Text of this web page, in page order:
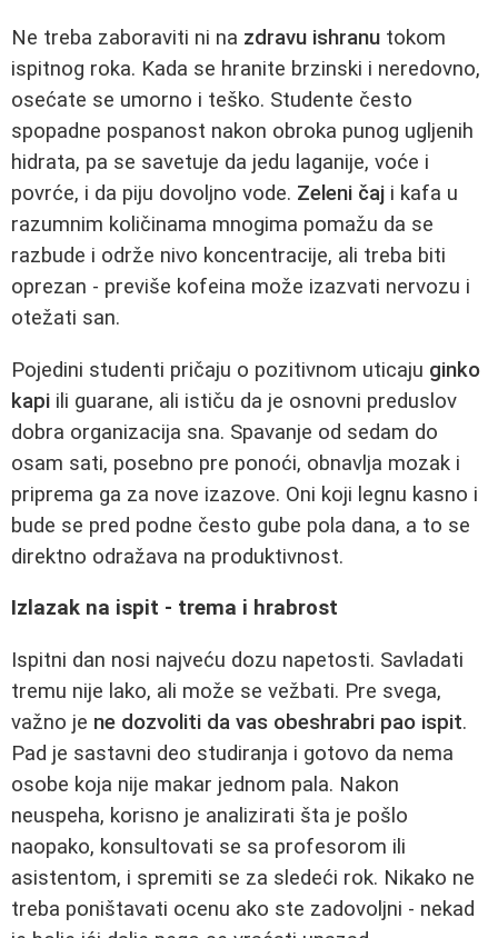
Ne treba zaboraviti ni na zdravu ishranu tokom
ispitnog roka. Kada se hranite brzinski i neredovno,
osećate se umorno i teško. Studente često
spopadne pospanost nakon obroka punog ugljenih
hidrata, pa se savetuje da jedu laganije, voće i
povrće, i da piju dovoljno vode. Zeleni čaj i kafa u
razumnim količinama mnogima pomažu da se
razbude i održe nivo koncentracije, ali treba biti
oprezan - previše kofeina može izazvati nervozu i
otežati san.
Pojedini studenti pričaju o pozitivnom uticaju ginko
kapi ili guarane, ali ističu da je osnovni preduslov
dobra organizacija sna. Spavanje od sedam do
osam sati, posebno pre ponoći, obnavlja mozak i
priprema ga za nove izazove. Oni koji legnu kasno i
bude se pred podne često gube pola dana, a to se
direktno odražava na produktivnost.
Izlazak na ispit - trema i hrabrost
Ispitni dan nosi najveću dozu napetosti. Savladati
tremu nije lako, ali može se vežbati. Pre svega,
važno je ne dozvoliti da vas obeshrabri pao ispit.
Pad je sastavni deo studiranja i gotovo da nema
osobe koja nije makar jednom pala. Nakon
neuspeha, korisno je analizirati šta je pošlo
naopako, konsultovati se sa profesorom ili
asistentom, i spremiti se za sledeći rok. Nikako ne
treba poništavati ocenu ako ste zadovoljni - nekad